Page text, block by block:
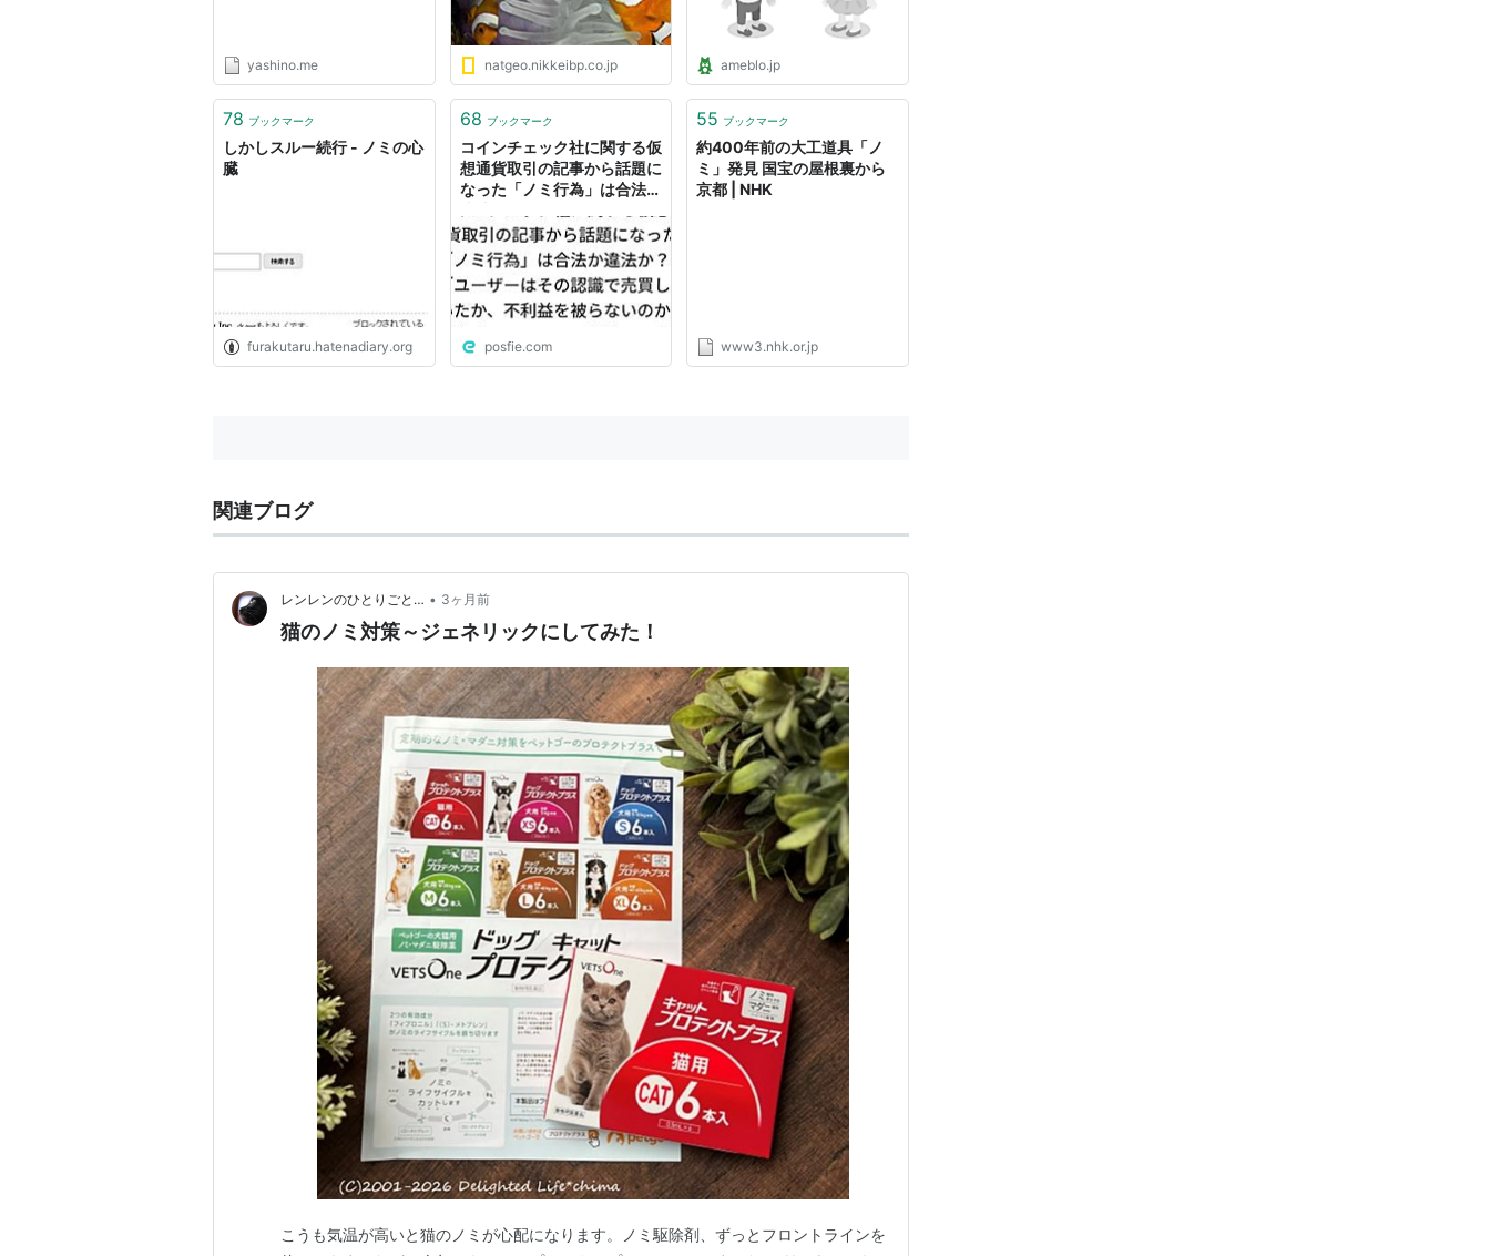
yashino.me natgeo.nikkeibp.co.jp ameblo.jp
78 ブックマーク
しかしスルー続行 - ノミの心
臓
furakutaru.hatenadiary.org
68 ブックマーク
コインチェック社に関する仮
想通貨取引の記事から話題に
なった「ノミ行為」は合法か
認識で売買していたか、不利
益を被らないのか、が大事で
すよね」と指摘する声も
posfie.com
55 ブックマーク
約400年前の大工道具「ノ
ミ」発見 国宝の屋根裏から
京都 | NHK
www3.nhk.or.jp
関連ブログ
レンレンのひとりごと… • 3ヶ月前
猫のノミ対策～ジェネリックにしてみた！
こうも気温が高いと猫のノミが心配になります。ノミ駆除剤、ずっとフロントラインを